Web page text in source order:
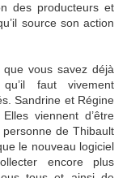
des producteurs et
source son action
que vous savez déjà
faut vivement
Sandrine et Régine
viennent d’être
de Thibault
le nouveau logiciel
encore plus